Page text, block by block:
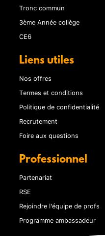
Tronc commun
3ème Année collège
CE6
Liens utiles
Nos offres
Termes et conditions
Politique de confidentialité
Recrutement
Foire aux questions
Professionnel
Partenariat
RSE
Rejoindre l'équipe de profs
Programme ambassadeur